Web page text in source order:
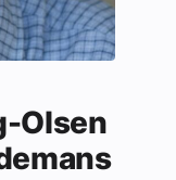
Olsen